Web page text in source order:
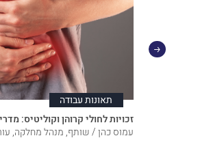
תאונות עבודה
זכויות לחולי קרוהן וקוליטיס:
עמוס כהן / שותף, מנהל מחלקה,